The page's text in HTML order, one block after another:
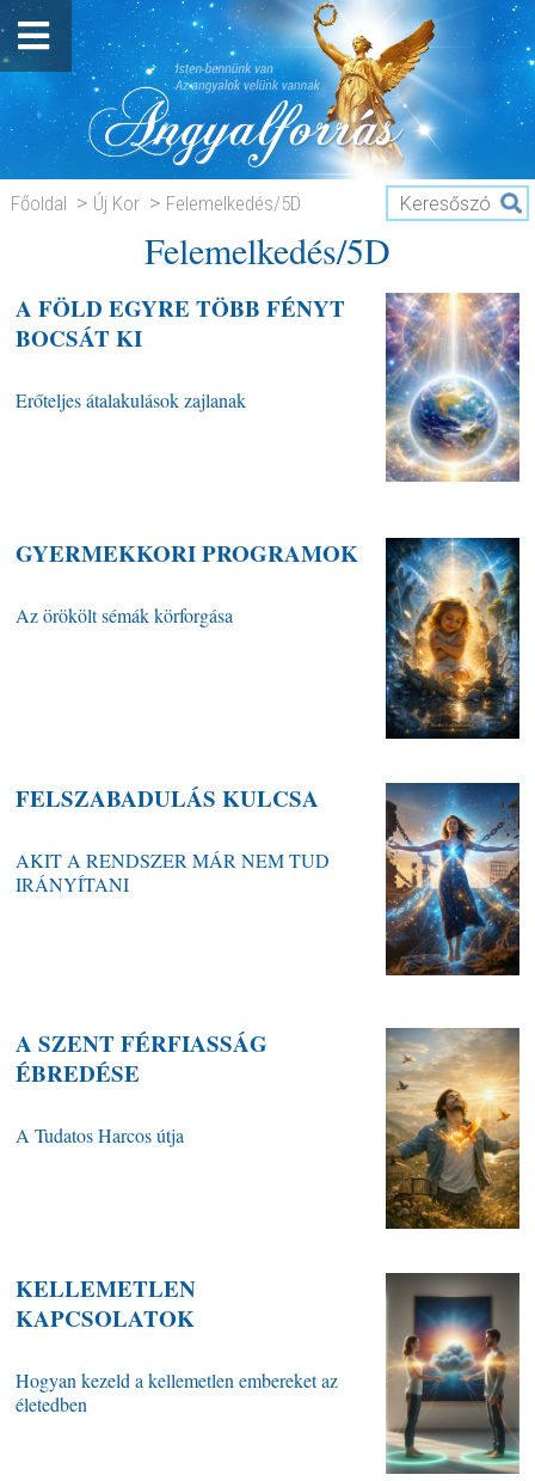
Főoldal Új Kor Felemelkedés/5D
Felemelkedés/5D
A FÖLD EGYRE TÖBB FÉNYT
BOCSÁT KI
Erőteljes átalakulások zajlanak
GYERMEKKORI PROGRAMOK
Az örökölt sémák körforgása
FELSZABADULÁS KULCSA
AKIT A RENDSZER MÁR NEM TUD
IRÁNYÍTANI
A SZENT FÉRFIASSÁG
ÉBREDÉSE
A Tudatos Harcos útja
KELLEMETLEN
KAPCSOLATOK
Hogyan kezeld a kellemetlen embereket az
életedben